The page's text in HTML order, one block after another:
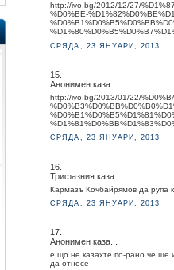
http://ivo.bg/2012/12/27/
%D0%BE-
СРЯДА, 23 ЯНУАРИ, 2013
15.
Анонимен каза...
http://ivo.bg/2013/01/22/
СРЯДА, 23 ЯНУАРИ, 2013
16.
Трифазния каза...
Кармазъ Кочбайрямов да рупа
СРЯДА, 23 ЯНУАРИ, 2013
17.
Анонимен каза...
е що не казахте по-рано че ще
да отнесе